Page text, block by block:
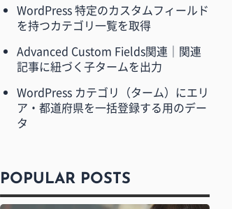
WordPress 特定のカスタムフィールド
を持つカテゴリ一覧を取得
Advanced Custom Fields関連｜関連
記事に紐づく子タームを出力
WordPress カテゴリ（ターム）にエリ
ア・都道府県を一括登録する用のデー
タ
POPULAR POSTS